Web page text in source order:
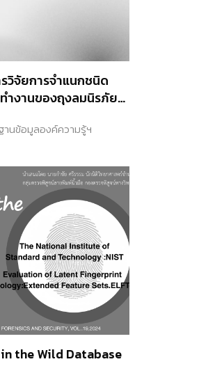
วิจัยการจำแนกชนิด
ำงานของถุงลมนิรภัย
านข้อมูลองค์ความรู้ฯ
the Wild Database